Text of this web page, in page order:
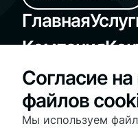
Главная
Компания
Standard Operating
Fair Housing Notice
© 2025 Vesna Realty -
#10991236030 | All
Согласие
файлов
Мы используем